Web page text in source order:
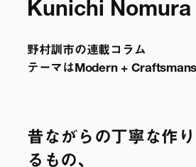
Kunichi Nomura
野村訓市の連載コラム
テーマはModern +
昔ながらの丁寧な作
るもの、